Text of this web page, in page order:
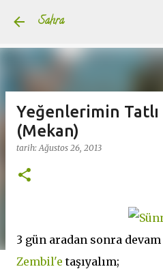
Sahra
Yeğenlerimin Tatlı
(Mekan)
tarih:Ağustos 26, 2013
3 gün aradan sonra
Zembil'e taşıyalım;